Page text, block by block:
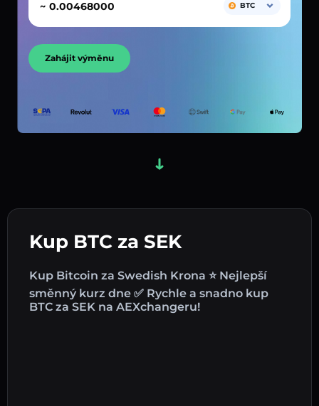
Kup BTC za SEK
Kup Bitcoin za Swedish Krona ⭐ Nejlepší
směnný kurz dne ✅ Rychle a snadno kup
BTC za SEK na AEXchangeru!
~
BTC
Zahájit výměnu